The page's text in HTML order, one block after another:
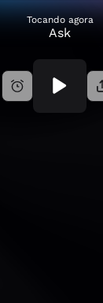
Tocando agora
Ask